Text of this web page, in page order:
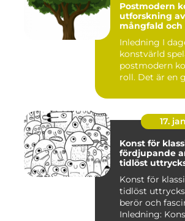
Postmodern
utforskning
mångfald och
Inledning I
konstvärld
postmodern
roll. Det är en
17. jan
Konst för
fördjupande
tidlöst
Konst för
tidlöst
berör och
Inledning: